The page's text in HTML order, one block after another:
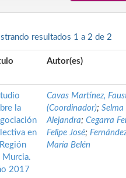
resultados 1 a 2 de 2
Autor(es)
la
en
Murcia.
2017
Cavas Martínez,
(Coordinador); Selma
Alejandra; Cegarra
Felipe José;
María Belén